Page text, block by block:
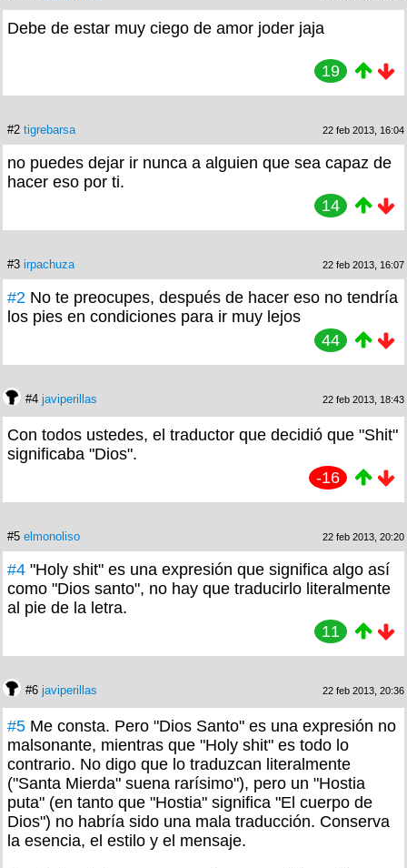
Debe de estar muy ciego de amor joder jaja
19
#2 tigrebarsa 22 feb 2013, 16:04
no puedes dejar ir nunca a alguien que sea capaz de
hacer eso por ti.
14
#3 irpachuza 22 feb 2013, 16:07
#2 No te preocupes, después de hacer eso no tendría
los pies en condiciones para ir muy lejos
44
#4 javiperillas 22 feb 2013, 18:43
Con todos ustedes, el traductor que decidió que "Shit"
significaba "Dios".
-16
#5 elmonoliso 22 feb 2013, 20:20
#4 "Holy shit" es una expresión que significa algo así
como "Dios santo", no hay que traducirlo literalmente
al pie de la letra.
11
#6 javiperillas 22 feb 2013, 20:36
#5 Me consta. Pero "Dios Santo" es una expresión no
malsonante, mientras que "Holy shit" es todo lo
contrario. No digo que lo traduzcan literalmente
("Santa Mierda" suena rarísimo"), pero un "Hostia
puta" (en tanto que "Hostia" significa "El cuerpo de
Dios") no habría sido una mala traducción. Conserva
la esencia, el estilo y el mensaje.